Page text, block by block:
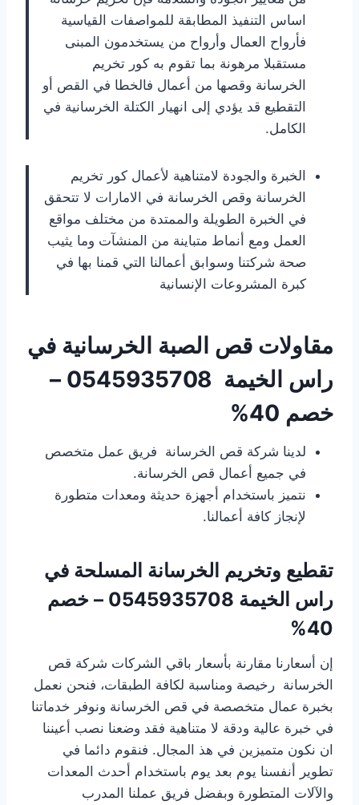
اساس التنفيذ المطابقة للمواصفات القياسية
فأرواح العمال وأرواح من يستخدمون المبنى
مستقبلا مرهونة بما تقوم به كور تخريم
الخرسانة وقصها من أعمال فالخطا في القص أو
التقطيع قد يؤدي إلى انهيار الكتلة الخرسانية في
الكامل.
الخبرة والجودة لامتناهية لأعمال كور تخريم
الخرسانة وقص الخرسانة في الامارات لا تتحقق
في الخبرة الطويلة والممتدة من مختلف مواقع
العمل ومع أنماط متباينة من المنشآت وما يثيب
صحة شركتنا وسوابق أعمالنا التي قمنا بها في
كبرة المشروعات الإنسانية
مقاولات قص الصبة الخرسانية في
راس الخيمة
0545935708 –
خصم 40%
لدينا شركة قص الخرسانة فريق عمل متخصص
في جميع أعمال قص الخرسانة.
نتميز باستخدام أجهزة حديثة ومعدات متطورة
لإنجاز كافة أعمالنا.
تقطيع وتخريم الخرسانة المسلحة في
راس الخيمة
0545935708 – خصم
40%
إن أسعارنا مقارنة بأسعار باقي الشركات شركة قص
الخرسانة رخيصة ومناسبة لكافة الطبقات، فنحن نعمل
بخبرة عمال متخصصة في قص الخرسانة ونوفر خدماتنا
في خبرة عالية ودقة لا متناهية فقد وضعنا نصب أعيننا
ان نكون متميزين في هذ المجال. فنقوم دائما في
تطوير أنفسنا يوم بعد يوم باستخدام أحدث المعدات
والآلات المتطورة وبفضل فريق عملنا المدرب